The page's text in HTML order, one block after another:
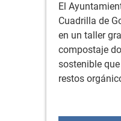
El
Cuadrilla de
en un taller
compostaje
sostenible
restos